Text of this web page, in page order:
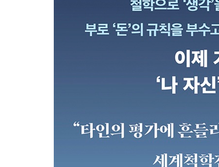
01 자유가 두려워서 복종을 선택한다 프롬의 자발
02 극복하려는 자아가 이미 가짜다 호나이의 이상
03 나를 지키려고 만든 것이 나를 가둔다 라이히의
04 당신이 넘으려는 벽이 당신이 만든 신이다 슈티
05 변하고 싶으면서 변하지 못하게 만드는 숨은
01 용기는 불안의 반대가 아니다 틸리히의 존재 용
03 빼앗길 수 없는 한 가지 프랭클의 태도 가치 320